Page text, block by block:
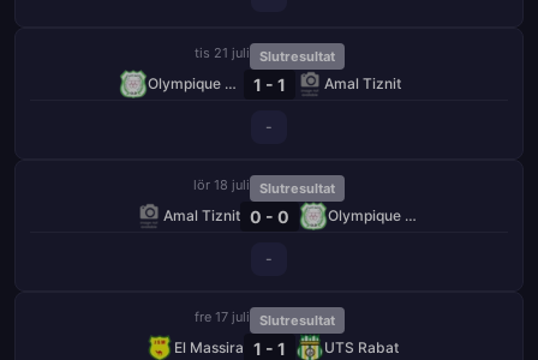
tis 21 juli Slutresultat
Olympique Dcheïra 1 - 1 Amal Tiznit
-
lör 18 juli Slutresultat
Amal Tiznit 0 - 0 Olympique Dcheïra
-
fre 17 juli Slutresultat
El Massira 1 - 1 UTS Rabat